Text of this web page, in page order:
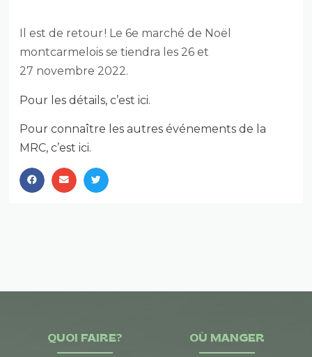
Il est de retour ! Le 6e marché de Noël
montcarmelois se tiendra les 26 et
27 novembre 2022.
Pour les détails, c’est ici.
Pour connaître les autres événements de la
MRC, c’est ici.
QUOI FAIRE? OÙ MANGER